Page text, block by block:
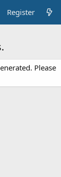
Register
Please